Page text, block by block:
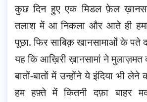
कुछ दिन हुए एक मिडल फ़ेल
तलाश में आ निकला और आते ही
पूछा. फिर साबिक़ खानसामाओं के पते
यह कि आख़िरी ख़ानसामां ने मुलाज़मत
बातों-बातों में उन्होंने ये इंदिया भी
हम हफ़्ते में कितनी दफ़ा बाहर